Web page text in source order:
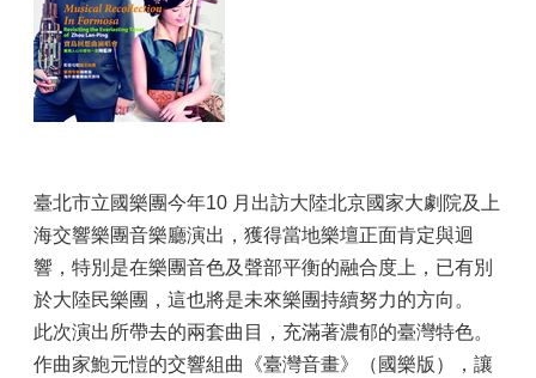
臺北市立國樂團今年10 月出訪大陸北京國家大劇院及上
海交響樂團音樂廳演出，獲得當地樂壇正面肯定與迴
響，特別是在樂團音色及聲部平衡的融合度上，已有別
於大陸民樂團，這也將是未來樂團持續努力的方向。
此次演出所帶去的兩套曲目，充滿著濃郁的臺灣特色。
作曲家鮑元愷的交響組曲《臺灣音畫》（國樂版），讓